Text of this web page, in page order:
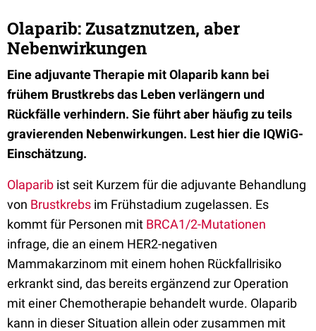
Olaparib: Zusatznutzen, aber
Nebenwirkungen
Eine adjuvante Therapie mit Olaparib kann bei
frühem Brustkrebs das Leben verlängern und
Rückfälle verhindern. Sie führt aber häufig zu teils
gravierenden Nebenwirkungen. Lest hier die IQWiG-
Einschätzung.
Olaparib ist seit Kurzem für die adjuvante Behandlung
von Brustkrebs im Frühstadium zugelassen. Es
kommt für Personen mit BRCA1/2-Mutationen
infrage, die an einem HER2-negativen
Mammakarzinom mit einem hohen Rückfallrisiko
erkrankt sind, das bereits ergänzend zur Operation
mit einer Chemotherapie behandelt wurde. Olaparib
kann in dieser Situation allein oder zusammen mit